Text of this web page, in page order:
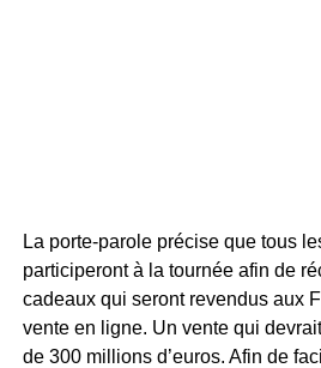
La porte-parole précise que tous
participeront à la tournée afin de
cadeaux qui seront revendus aux
vente en ligne. Un vente qui
de 300 millions d’euros. Afin de